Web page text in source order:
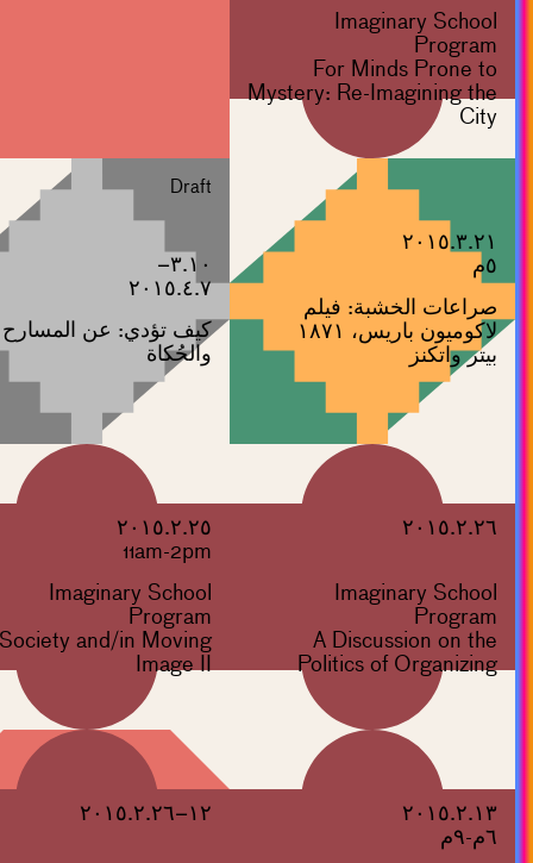
Imaginary School
Program
For Minds Prone to
Mystery: Re-Imagining the
City
٢٠١٥.٣.٢١
٥م
صراعات الخشبة: فيلم
لاكوميون باريس، ١٨٧١
بيتر واتكنز
Draft
٣.١٠–
٢٠١٥.٤.٧
كيف تؤدي: عن المسارح
والحُكاة
٢٠١٥.٢.٢٦
Imaginary School
Program
A Discussion on the
Politics of Organizing
٢٠١٥.٢.٢٥
11am-2pm
Imaginary School
Program
and/in Moving
Image II
٢٠١٥.٢.١٣
٦م-٩م
١٢–٢٠١٥.٢.٢٦